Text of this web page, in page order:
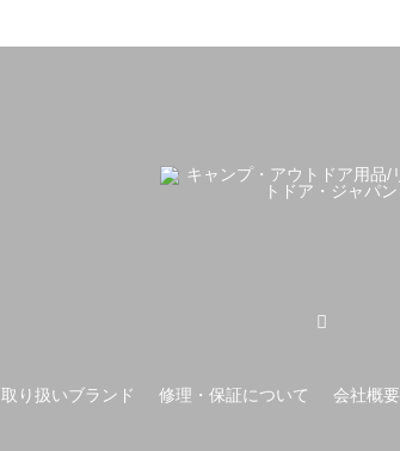
取り扱いブランド 修理・保証について 会社概要